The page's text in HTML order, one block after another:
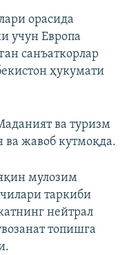
орасида
учун Европа
санъаткорлар
ҳукумати
ва туризм
ва жавоб кутмоқда.
мулозим
таркиби
нейтрал
топишга